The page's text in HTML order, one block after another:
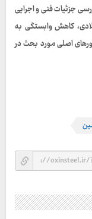
جزئیات فنی و اجرایی
کاهش وابستگی به
اصلی مورد بحث در